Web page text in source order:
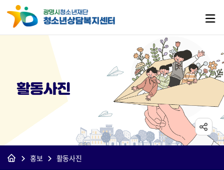
활동사진
홍보 활동사진